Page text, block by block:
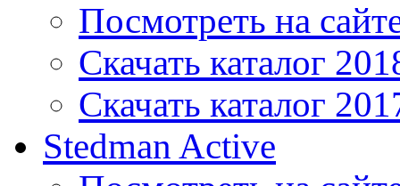
Посмотреть на
Скачать каталог
Скачать каталог
Stedman Active